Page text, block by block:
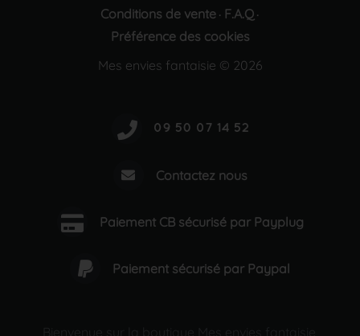
Conditions de vente · F.A.Q ·
Préférence des cookies
Mes envies fantaisie © 2026
Contactez nous
Paiement CB sécurisé par Payplug
Paiement sécurisé par Paypal